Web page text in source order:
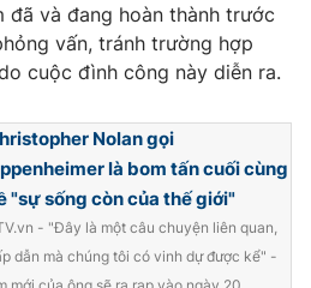
hình Việt Nam
VTV
và báo điện tử số 483/GP-BTTTT
Thị Mỹ Hạnh, Phạm Quốc Thắng,
- 024.38 355 932
đã và đang hoàn thành trước
vấn, tránh trường hợp
cuộc đình công này diễn ra.
Nolan gọi
là bom tấn cuối cùng
"sự sống còn của thế giới"
- "Đây là một câu chuyện liên quan,
dẫn mà chúng tôi có vinh dự được kể" -